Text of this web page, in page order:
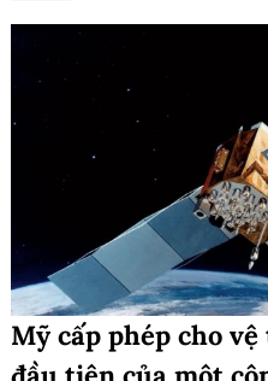
Mỹ cấp phép cho